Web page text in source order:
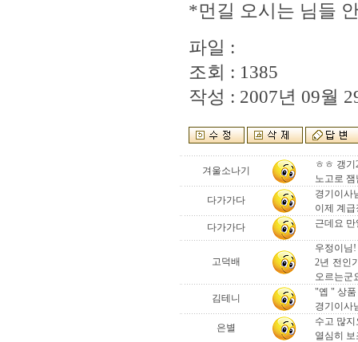
*먼길 오시는 님들
파일 :
조회 : 1385
작성 : 2007년 09월
겨울소나기
ㅎㅎ 갱
노고로
다가가다
경기이사
이제 계
다가가다
근데요
고덕배
우정이님
2년 전인
오르는군
김테니
"옙 " 상
경기이사
은별
수고 많지
열심히